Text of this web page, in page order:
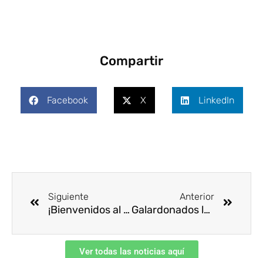
Compartir
Facebook X LinkedIn
Siguiente
¡Bienvenidos al 52 Congreso de Seguridad, Salud y Ambiente!
Anterior
Galardonados los mejores en SSTA
Ver todas las noticias aquí